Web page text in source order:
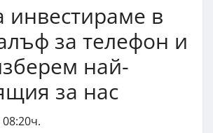
инвестираме в
за телефон и
най-
за нас
08:20ч.